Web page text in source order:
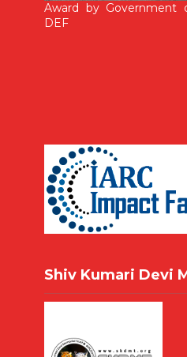
Award by Government
DEF
Shiv Kumari Devi